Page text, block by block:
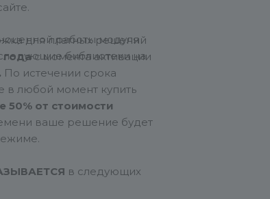
работы модуля
библиотеки на
для платных решений
годас момента активации
. По истечении срока
любой момент купить
50% от стоимости
ваше решение будет
в следующих